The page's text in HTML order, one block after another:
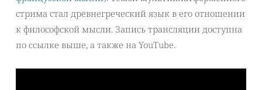
стрима стал древнегреческий язык в его отношении
к философской мысли. Запись трансляции доступна
по ссылке выше, а также на YouTube.